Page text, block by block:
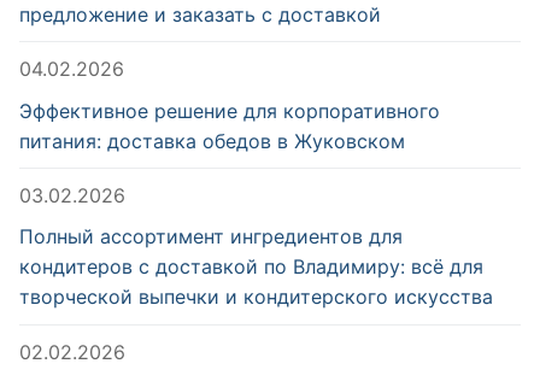
предложение и заказать с доставкой
04.02.2026
Эффективное решение для корпоративного
питания: доставка обедов в Жуковском
03.02.2026
Полный ассортимент ингредиентов для
кондитеров с доставкой по Владимиру: всё для
творческой выпечки и кондитерского искусства
02.02.2026